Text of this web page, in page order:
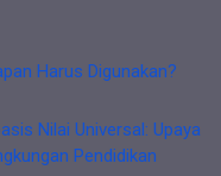
Harus Digunakan?
Nilai Universal: Upaya
Pendidikan